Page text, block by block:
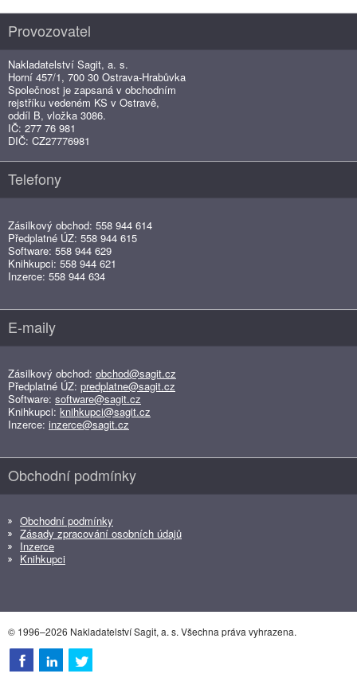
Provozovatel
Nakladatelství Sagit, a. s.
Horní 457/1, 700 30 Ostrava-Hrabůvka
Společnost je zapsaná v obchodním
rejstříku vedeném KS v Ostravě,
oddíl B, vložka 3086.
IČ: 277 76 981
DIČ: CZ27776981
Telefony
Zásilkový obchod: 558 944 614
Předplatné ÚZ: 558 944 615
Software: 558 944 629
Knihkupci: 558 944 621
Inzerce: 558 944 634
E-maily
Zásilkový obchod: obchod@sagit.cz
Předplatné ÚZ: predplatne@sagit.cz
Software: software@sagit.cz
Knihkupci: knihkupci@sagit.cz
Inzerce: inzerce@sagit.cz
Obchodní podmínky
Obchodní podmínky
Zásady zpracování osobních údajů
Inzerce
Knihkupci
© 1996–2026 Nakladatelství Sagit, a. s. Všechna práva vyhrazena.